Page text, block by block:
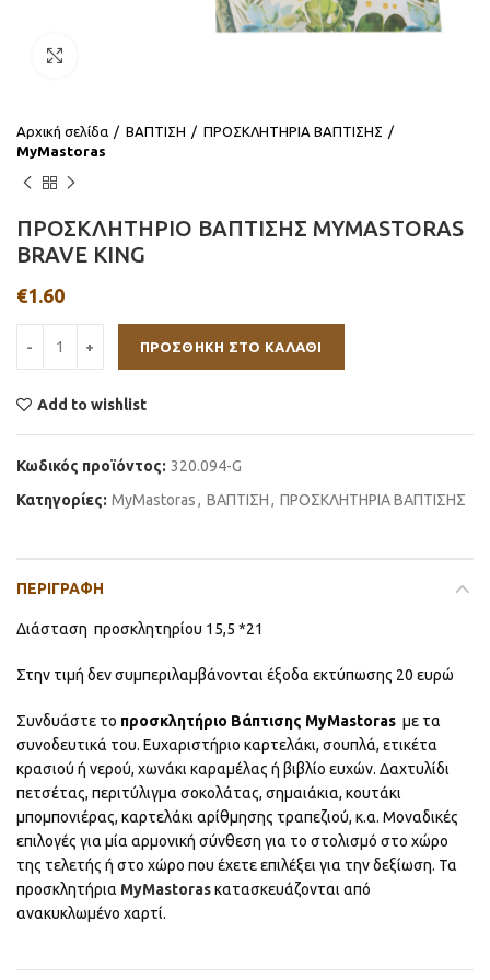
Αρχική σελίδα ΒΑΠΤΙΣΗ
ΠΡΟΣΚΛΗΤΗΡΙΑ ΒΑΠΤΙΣΗΣ
MyMastoras
ΠΡΟΣΚΛΗΤΗΡΙΟ ΒΑΠΤΙΣΗΣ MYMASTORAS
BRAVE KING
€1.60
ΠΡΟΣΘΉΚΗ ΣΤΟ ΚΑΛΆΘΙ
Add to wishlist
Κωδικός προϊόντος: 320.094-G
Κατηγορίες: MyMastoras, ΒΑΠΤΙΣΗ, ΠΡΟΣΚΛΗΤΗΡΙΑ ΒΑΠΤΙΣΗΣ
ΠΕΡΙΓΡΑΦΉ
Διάσταση προσκλητηρίου 15,5 *21
Στην τιμή δεν συμπεριλαμβάνονται έξοδα εκτύπωσης 20 ευρώ
Συνδυάστε το προσκλητήριο Βάπτισης MyMastoras με τα
συνοδευτικά του. Ευχαριστήριο καρτελάκι, σουπλά, ετικέτα
κρασιού ή νερού, χωνάκι καραμέλας ή βιβλίο ευχών. Δαχτυλίδι
πετσέτας, περιτύλιγμα σοκολάτας, σημαιάκια, κουτάκι
μπομπονιέρας, καρτελάκι αρίθμησης τραπεζιού, κ.α. Μοναδικές
επιλογές για μία αρμονική σύνθεση για το στολισμό στο χώρο
της τελετής ή στο χώρο που έχετε επιλέξει για την δεξίωση. Τα
προσκλητήρια MyMastorasκατασκευάζονται από
ανακυκλωμένο χαρτί.